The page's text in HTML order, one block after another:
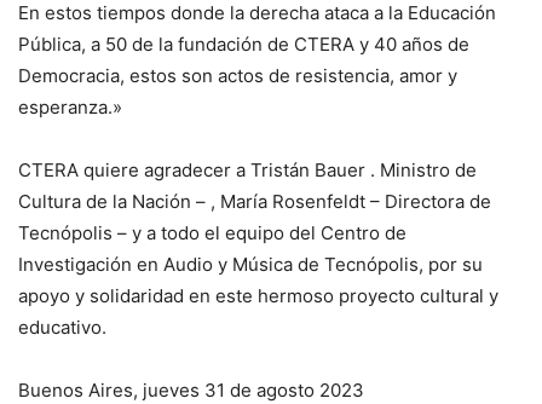
En estos tiempos donde la derecha ataca a la Educación
Pública, a 50 de la fundación de CTERA y 40 años de
Democracia, estos son actos de resistencia, amor y
esperanza.»
CTERA quiere agradecer a Tristán Bauer . Ministro de
Cultura de la Nación – , María Rosenfeldt – Directora de
Tecnópolis – y a todo el equipo del Centro de
Investigación en Audio y Música de Tecnópolis, por su
apoyo y solidaridad en este hermoso proyecto cultural y
educativo.
Buenos Aires, jueves 31 de agosto 2023